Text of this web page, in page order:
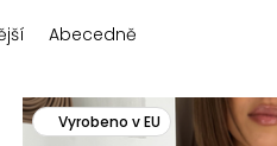
Abecedně
Vyrobeno v EU